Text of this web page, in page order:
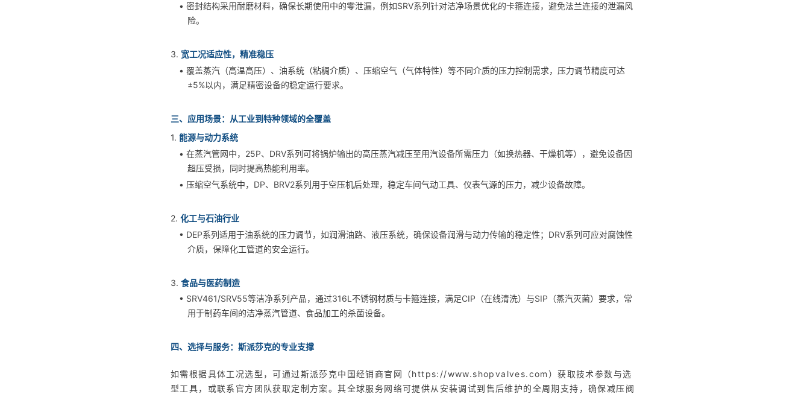
• 密封结构采用耐磨材料，确保长期使用中的零泄漏，例如SRV系列针对洁净场景优化的卡箍连接，避免法兰连接的泄漏风
险。
3. 宽工况适应性，精准稳压
• 覆盖蒸汽（高温高压）、油系统（粘稠介质）、压缩空气（气体特性）等不同介质的压力控制需求，压力调节精度可达
±5%以内，满足精密设备的稳定运行要求。
三、应用场景：从工业到特种领域的全覆盖
1. 能源与动力系统
• 在蒸汽管网中，25P、DRV系列可将锅炉输出的高压蒸汽减压至用汽设备所需压力（如换热器、干燥机等），避免设备因
超压受损，同时提高热能利用率。
• 压缩空气系统中，DP、BRV2系列用于空压机后处理，稳定车间气动工具、仪表气源的压力，减少设备故障。
2. 化工与石油行业
• DEP系列适用于油系统的压力调节，如润滑油路、液压系统，确保设备润滑与动力传输的稳定性；DRV系列可应对腐蚀性
介质，保障化工管道的安全运行。
3. 食品与医药制造
• SRV461/SRV55等洁净系列产品，通过316L不锈钢材质与卡箍连接，满足CIP（在线清洗）与SIP（蒸汽灭菌）要求，常
用于制药车间的洁净蒸汽管道、食品加工的杀菌设备。
四、选择与服务：斯派莎克的专业支撑
如需根据具体工况选型，可通过斯派莎克中国经销商官网（https://www.shopvalves.com）获取技术参数与选
型工具，或联系官方团队获取定制方案。其全球服务网络可提供从安装调试到售后维护的全周期支持，确保减压阀